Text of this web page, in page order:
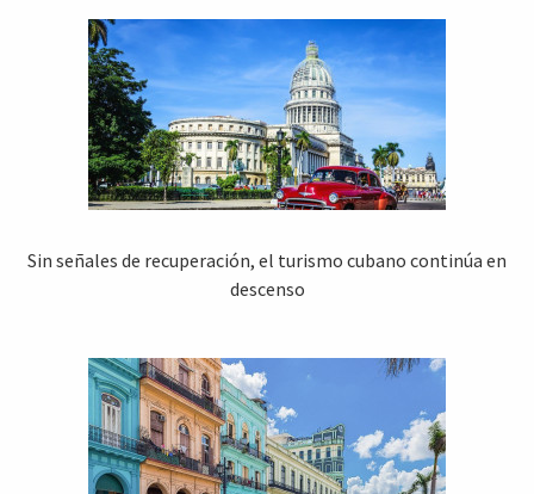
Sin señales de recuperación, el turismo cubano continúa en
descenso